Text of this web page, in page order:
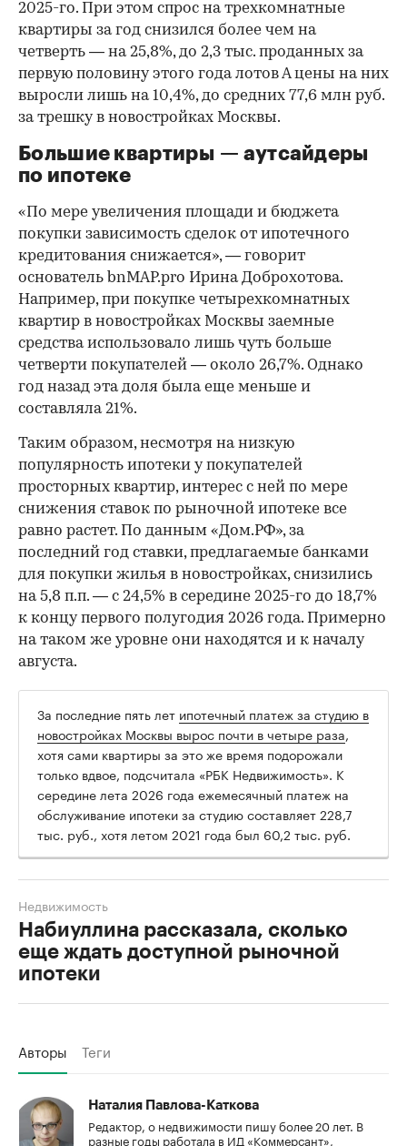
2025-го. При этом спрос на трехкомнатные
квартиры за год снизился более чем на
четверть — на 25,8%, до 2,3 тыс. проданных за
первую половину этого года лотов А цены на них
выросли лишь на 10,4%, до средних 77,6 млн руб.
за трешку в новостройках Москвы.
Большие квартиры — аутсайдеры
по ипотеке
«По мере увеличения площади и бюджета
покупки зависимость сделок от ипотечного
кредитования снижается», — говорит
основатель bnMAP.pro Ирина Доброхотова.
Например, при покупке четырехкомнатных
квартир в новостройках Москвы заемные
средства использовало лишь чуть больше
четверти покупателей — около 26,7%. Однако
год назад эта доля была еще меньше и
составляла 21%.
Таким образом, несмотря на низкую
популярность ипотеки у покупателей
просторных квартир, интерес с ней по мере
снижения ставок по рыночной ипотеке все
равно растет. По данным «Дом.РФ», за
последний год ставки, предлагаемые банками
для покупки жилья в новостройках, снизились
на 5,8 п.п. — с 24,5% в середине 2025-го до 18,7%
к концу первого полугодия 2026 года. Примерно
на таком же уровне они находятся и к началу
августа.
За последние пять лет ипотечный платеж за студию в
новостройках Москвы вырос почти в четыре раза,
хотя сами квартиры за это же время подорожали
только вдвое, подсчитала «РБК Недвижимость». К
середине лета 2026 года ежемесячный платеж на
обслуживание ипотеки за студию составляет 228,7
тыс. руб., хотя летом 2021 года был 60,2 тыс. руб.
Набиуллина рассказала, сколько
еще ждать доступной рыночной
ипотеки
Недвижимость
Авторы Теги
Наталия Павлова-Каткова
Редактор, о недвижимости пишу более 20 лет. В
разные годы работала в ИД «Коммерсант»,